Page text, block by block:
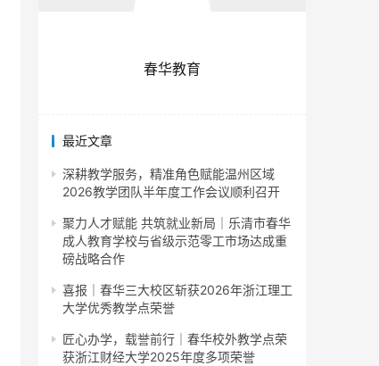
春华教育
最近文章
深耕教学服务，精准角色赋能温州区域
2026教学团队半年度工作会议顺利召开
聚力人才赋能 共筑就业新局｜乐清市春华
成人教育学校与省级示范零工市场达成重
磅战略合作
喜报｜春华三大校区斩获2026年浙江理工
大学优秀教学点荣誉
匠心办学，载誉前行｜春华校外教学点荣
获浙江财经大学2025年度多项荣誉